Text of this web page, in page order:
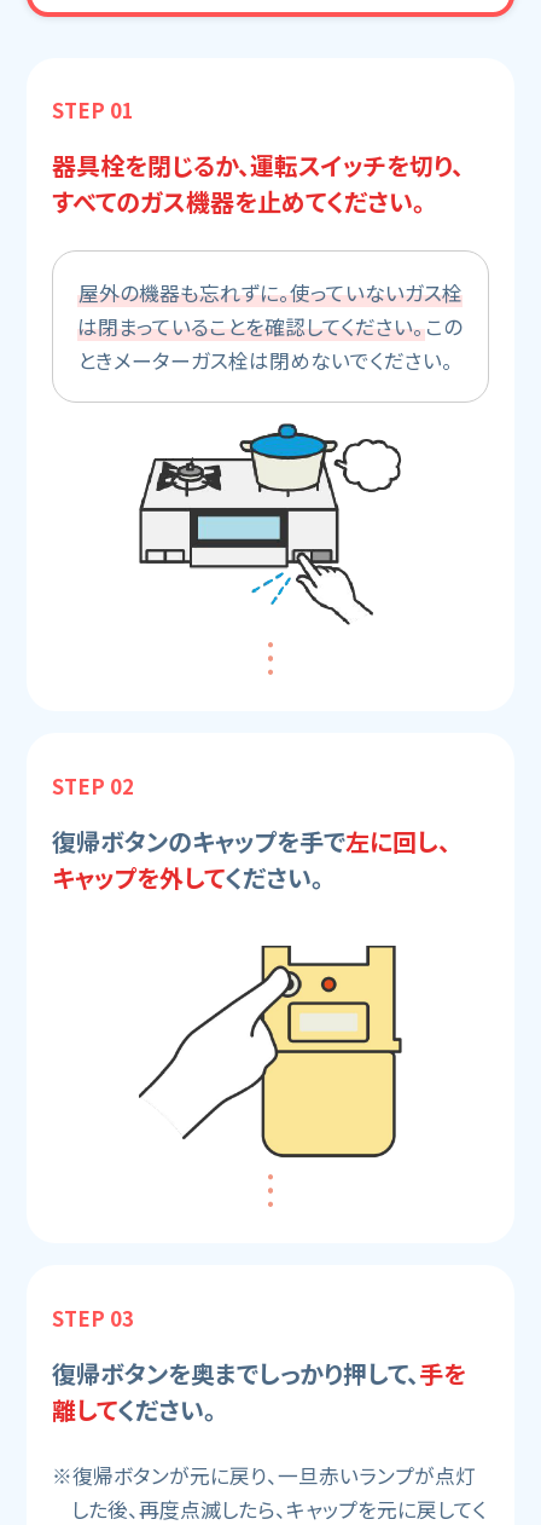
STEP 01
器具栓を閉じるか、運転スイッチを切り、
すべてのガス機器を止めてください。
屋外の機器も忘れずに。使っていないガス栓
は閉まっていることを確認してください。この
ときメーターガス栓は閉めないでください。
STEP 02
復帰ボタンのキャップを手で左に回し、
キャップを外してください。
STEP 03
復帰ボタンを奥までしっかり押して、手を
離してください。
※復帰ボタンが元に戻り、一旦赤いランプが点灯
した後、再度点滅したら、キャップを元に戻してく